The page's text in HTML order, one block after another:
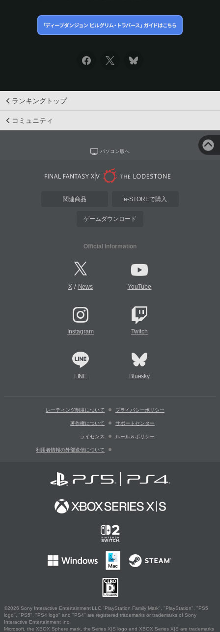
ランキングトップ
コミュニティ
パソコン版へ
関連商品 e-STOREで購入
ゲームダウンロード
Official Information
X/ News YouTube
Instagram Twitch
LINE Bluesky
レーティング制度について プライバシーポリシー
著作権について サポートセンター
ライセンス ルール＆ポリシー
利用者情報の外部送信について
©2026 Sony Interactive Entertainment LLC."PlayStation Family Mark", "PlayStation", "PS5
logo", "PS5", "PS4 logo" and "PS4" are registered trademarks or trademarks of Sony
Interactive Entertainment Inc.
Microsoft, the XBOX Sphere mark, the Series X|S logo and XBOX Series X|S are trademarks